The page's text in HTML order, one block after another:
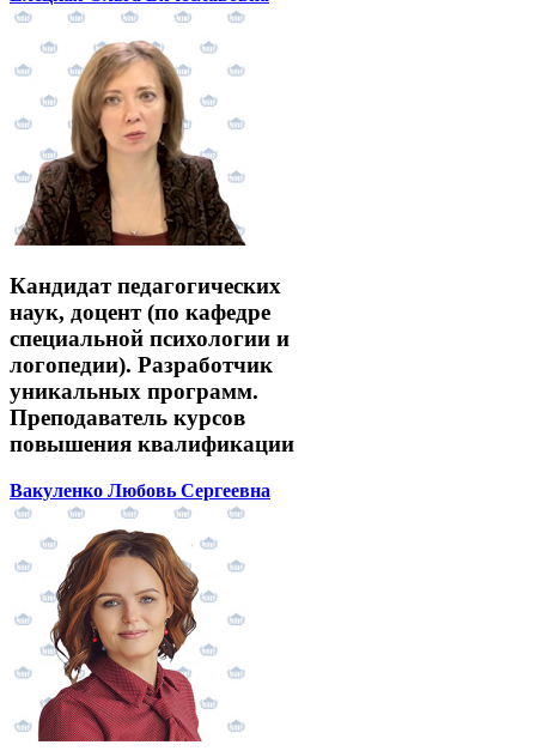
Кандидат педагогических
наук, доцент (по кафедре
специальной психологии и
логопедии). Разработчик
уникальных программ.
Преподаватель курсов
повышения квалификации
Вакуленко Любовь Сергеевна